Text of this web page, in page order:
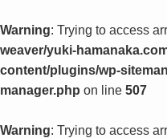
Warning: Trying to access
weaver/yuki-
content/plugins/wp-
manager.php on line 507
Warning: Trying to access